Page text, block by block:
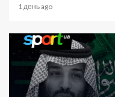
1 день ago